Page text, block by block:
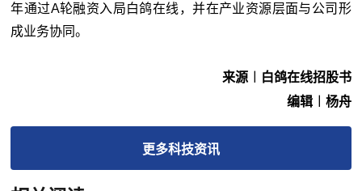
年通过A轮融资入局白鸽在线，并在产业资源层面与公司形
成业务协同。
来源︱白鸽在线招股书
编辑︱杨舟
更多科技资讯